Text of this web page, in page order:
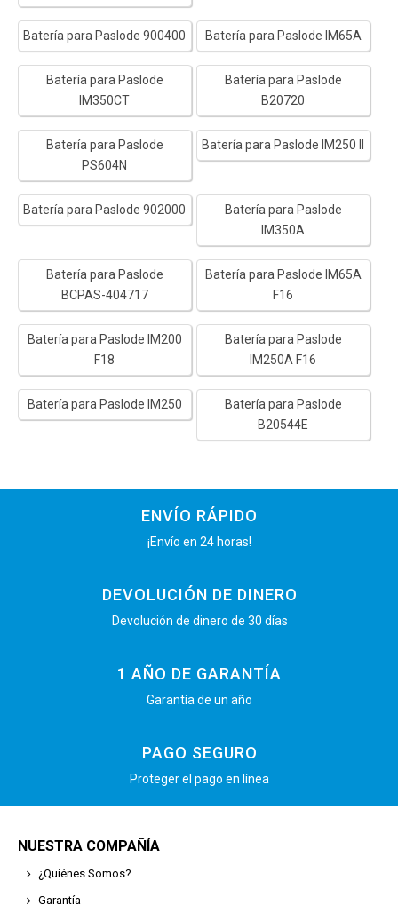
Batería para Paslode 900400 Batería para Paslode IM65A
Batería para Paslode
IM350CT
Batería para Paslode
B20720
Batería para Paslode
PS604N
Batería para Paslode IM250 II
Batería para Paslode 902000
Batería para Paslode
IM350A
Batería para Paslode
BCPAS-404717
Batería para Paslode IM65A
F16
Batería para Paslode IM200
F18
Batería para Paslode
IM250A F16
Batería para Paslode IM250
Batería para Paslode
B20544E
ENVÍO RÁPIDO
¡Envío en 24 horas!
DEVOLUCIÓN DE DINERO
Devolución de dinero de 30 días
1 AÑO DE GARANTÍA
Garantía de un año
PAGO SEGURO
Proteger el pago en línea
NUESTRA COMPAÑÍA
¿Quiénes Somos?
Garantía